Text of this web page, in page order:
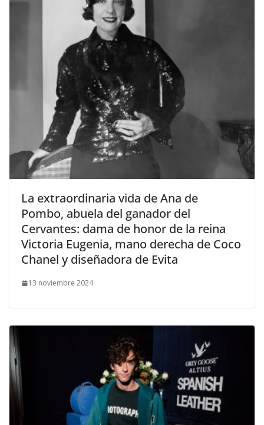
​La extraordinaria vida de Ana de
Pombo, abuela del ganador del
Cervantes: dama de honor de la reina
Victoria Eugenia, mano derecha de Coco
Chanel y diseñadora de Evita
13 noviembre 2024